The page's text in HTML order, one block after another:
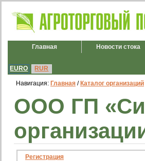
Главная Новости стока
EURO RUR
Навигация: Главная / Каталог организаций
ООО ГП
Регистрация